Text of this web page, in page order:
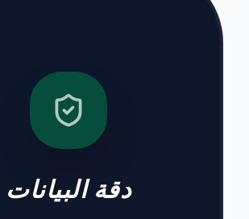
دقة البيانات